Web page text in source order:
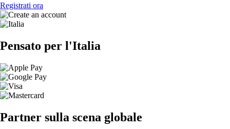
Registrati ora
Pensato per l'Italia
Partner sulla scena globale